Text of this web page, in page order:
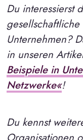
Du interessierst
Unternehmen?
in unseren
Beispiele in
Netzwerke«!
Du kennst